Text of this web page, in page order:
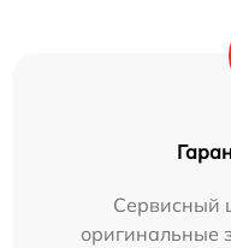
Сервисный
оригинальные